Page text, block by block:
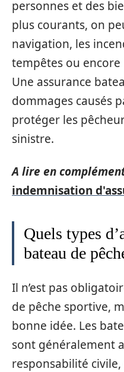
personnes et des
plus courants, on
navigation, les
tempêtes ou encore
Une assurance
dommages causés
protéger les
sinistre.
A lire en
indemnisation
Quels types
bateau de
Il n’est pas
de pêche sportive,
bonne idée. Les
sont généralement
responsabilité